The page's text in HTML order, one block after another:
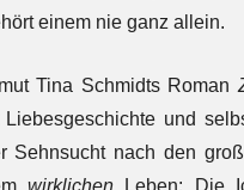
einem nie ganz allein.
Tina Schmidts Roman
Liebesgeschichte und
Sehnsucht nach den
wirklichenLeben: Die